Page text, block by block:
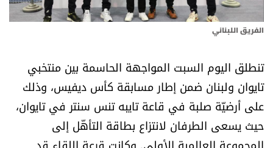
نداء القرّاء
كتّابنا
تحت المجهر
الفريق اللبناني
تنطلق اليوم السبت المواجهة الحاسمة بين منتخبي
تايوان ولبنان ضمن إطار مسابقة كأس ديفيس، وذلك
على أرضيّة صلبة في قاعة تايبه تنس سنتر في تايوان،
حيث يسعى الطرفان لانتزاع بطاقة التأهّل إلى